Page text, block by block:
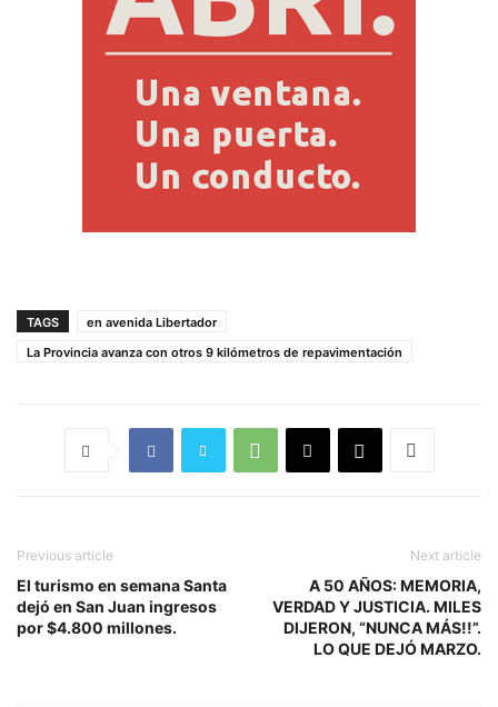
TAGS
en avenida Libertador
La Provincia avanza con otros 9 kilómetros de repavimentación
Previous article
El turismo en semana Santa
dejó en San Juan ingresos
por $4.800 millones.
Next article
A 50 AÑOS: MEMORIA,
VERDAD Y JUSTICIA. MILES
DIJERON, “NUNCA MÁS!!”.
LO QUE DEJÓ MARZO.